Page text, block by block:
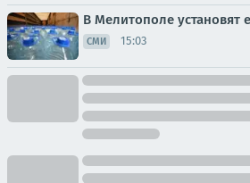
В Мелитополе установят
СМИ 15:03